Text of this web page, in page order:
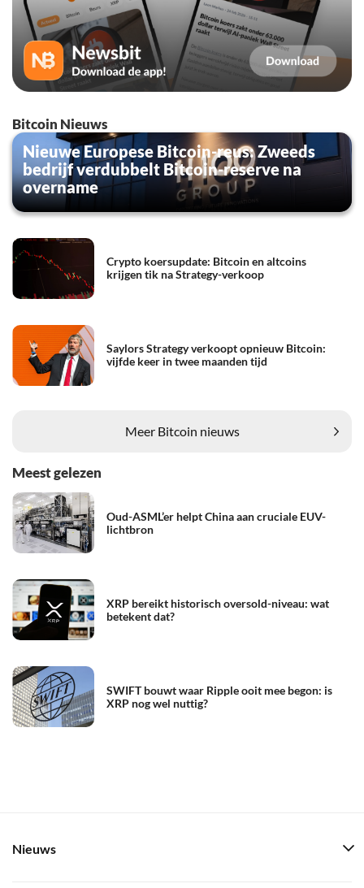
Bitcoin Nieuws
Nieuwe Europese Bitcoin-reus: Zweeds
bedrijf verdubbelt Bitcoin-reserve na
overname
Crypto koersupdate: Bitcoin en altcoins
krijgen tik na Strategy-verkoop
Saylors Strategy verkoopt opnieuw Bitcoin:
vijfde keer in twee maanden tijd
Meer Bitcoin nieuws
Meest gelezen
Oud-ASML’er helpt China aan cruciale EUV-
lichtbron
XRP bereikt historisch oversold-niveau: wat
betekent dat?
SWIFT bouwt waar Ripple ooit mee begon: is
XRP nog wel nuttig?
Nieuws